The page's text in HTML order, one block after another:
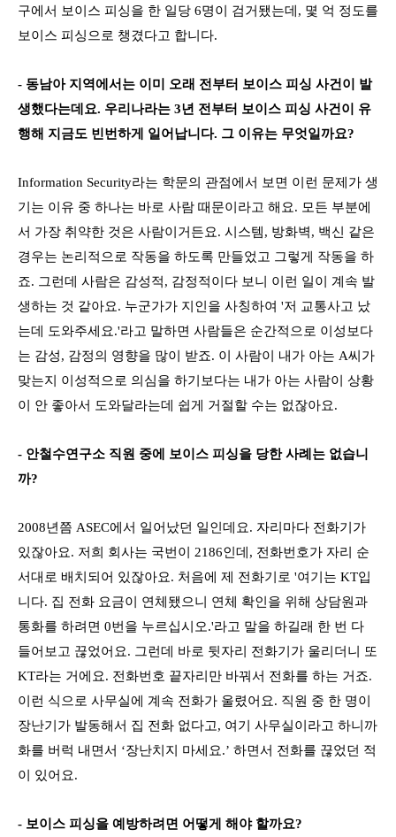
구에서 보이스 피싱을 한 일당 6명이 검거됐는데, 몇 억 정도를
보이스 피싱으로 챙겼다고 합니다.
- 동남아 지역에서는 이미 오래 전부터 보이스 피싱 사건이 발
생했다는데요. 우리나라는 3년 전부터 보이스 피싱 사건이 유
행해 지금도 빈번하게 일어납니다. 그 이유는 무엇일까요?
Information Security라는 학문의 관점에서 보면 이런 문제가 생
기는 이유 중 하나는 바로 사람 때문이라고 해요. 모든 부분에
서 가장 취약한 것은 사람이거든요. 시스템, 방화벽, 백신 같은
경우는 논리적으로 작동을 하도록 만들었고 그렇게 작동을 하
죠. 그런데 사람은 감성적, 감정적이다 보니 이런 일이 계속 발
생하는 것 같아요. 누군가가 지인을 사칭하여 '저 교통사고 났
는데 도와주세요.'라고 말하면 사람들은 순간적으로 이성보다
는 감성, 감정의 영향을 많이 받죠. 이 사람이 내가 아는 A씨가
맞는지 이성적으로 의심을 하기보다는 내가 아는 사람이 상황
이 안 좋아서 도와달라는데 쉽게 거절할 수는 없잖아요.
- 안철수연구소 직원 중에 보이스 피싱을 당한 사례는 없습니
까?
2008년쯤 ASEC에서 일어났던 일인데요. 자리마다 전화기가
있잖아요. 저희 회사는 국번이 2186인데, 전화번호가 자리 순
서대로 배치되어 있잖아요. 처음에 제 전화기로 '여기는 KT입
니다. 집 전화 요금이 연체됐으니 연체 확인을 위해 상담원과
통화를 하려면 0번을 누르십시오.'라고 말을 하길래 한 번 다
들어보고 끊었어요. 그런데 바로 뒷자리 전화기가 울리더니 또
KT라는 거에요. 전화번호 끝자리만 바꿔서 전화를 하는 거죠.
이런 식으로 사무실에 계속 전화가 울렸어요. 직원 중 한 명이
장난기가 발동해서 집 전화 없다고, 여기 사무실이라고 하니까
화를 버럭 내면서 ‘장난치지 마세요.’ 하면서 전화를 끊었던 적
이 있어요.
- 보이스 피싱을 예방하려면 어떻게 해야 할까요?